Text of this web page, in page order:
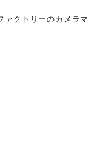
ァクトリーのカメラマ